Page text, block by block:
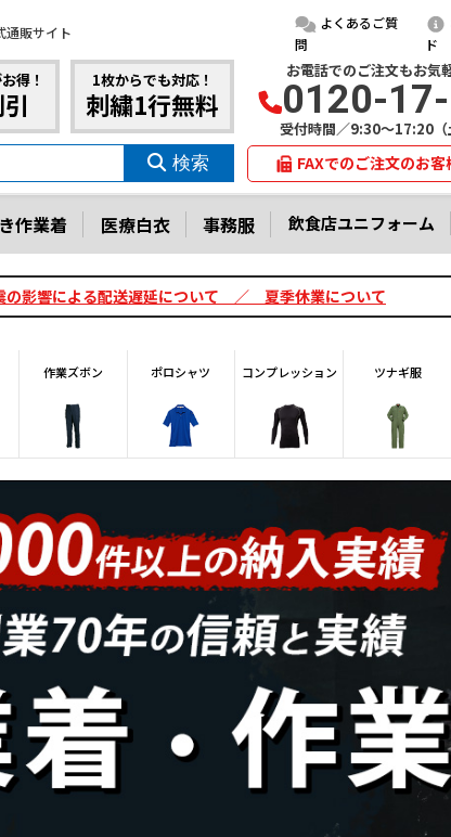
通販サイト
よくあるご質
問
ド
得！ 1枚からでも対応！
刺繍1行無料
お電話でのご注文もお気
0120-
受付時間／9:30～17:20（
FAXでのご注文のお客
作業着 医療白衣 事務服 飲食店ユニフォーム
の影響による配送遅延について ／ 夏季休業について
作業ズボン ポロシャツ コンプレッション ツナギ服